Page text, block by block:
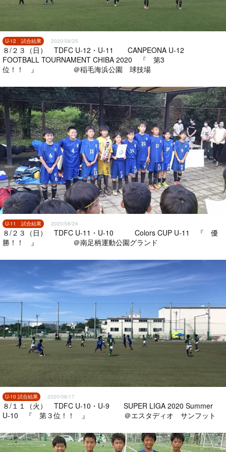
U-12 試合結果 2020/08/25
８/２３（日） TDFC U-12・U-11 CANPEONA U-12
FOOTBALL TOURNAMENT CHIBA 2020 『 第3
位！！ 』 ＠稲毛海浜公園 球技場
U-11 試合結果 2020/08/24
８/２３（日） TDFC U-11・U-10 Colors CUP U-11 『 優
勝！！ 』 ＠南足柄運動公園グランド
U-10 試合結果 2020/08/17
８/１１（火） TDFC U-10・U-9 SUPER LIGA 2020 Summer
U-10 『 第３位！！ 』 ＠エスタディオ サンフット